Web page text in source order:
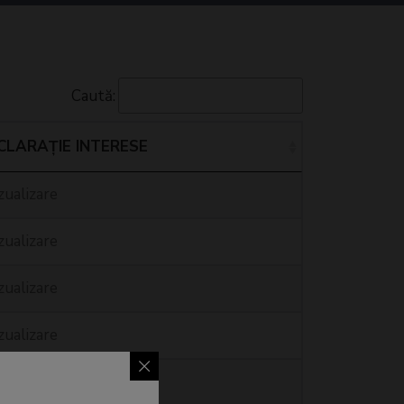
Caută:
INTERESE